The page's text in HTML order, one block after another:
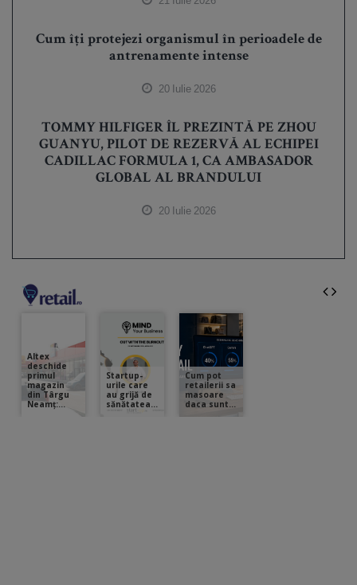
Cum îți protejezi organismul în perioadele de
antrenamente intense
20 Iulie 2026
TOMMY HILFIGER ÎL PREZINTĂ PE ZHOU
GUANYU, PILOT DE REZERVĂ AL ECHIPEI
CADILLAC FORMULA 1, CA AMBASADOR
GLOBAL AL BRANDULUI
20 Iulie 2026